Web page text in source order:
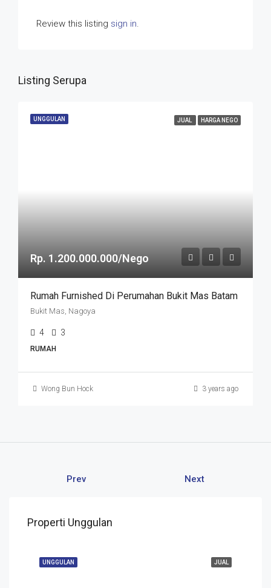
Review this listing sign in.
Listing Serupa
UNGGULAN JUAL HARGA NEGO
Rp. 1.200.000.000/Nego
Rumah Furnished Di Perumahan Bukit Mas Batam
Bukit Mas, Nagoya
4 3
RUMAH
Wong Bun Hock 3 years ago
Prev Next
Properti Unggulan
JUAL
UNGGULAN